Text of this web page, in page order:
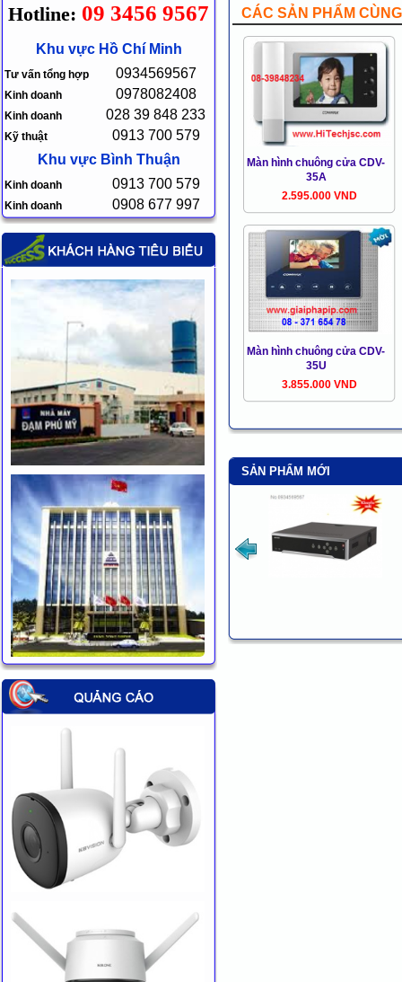
Hotline: 09 3456 9567
Khu vực Hồ Chí Minh
Tư vấn tổng hợp 0934569567
Kinh doanh 0978082408
Kinh doanh 028 39 848 233
Kỹ thuật
0913 700 579
Khu vực Bình Thuận
Kinh doanh 0913 700 579
Kinh doanh 0908 677 997
CÁC SẢN PHẨM
Màn hình chuông cửa CDV-
35A
2.595.000 VND
Màn hình chuông cửa CDV-
35U
3.855.000 VND
SẢN PHẨM MỚI